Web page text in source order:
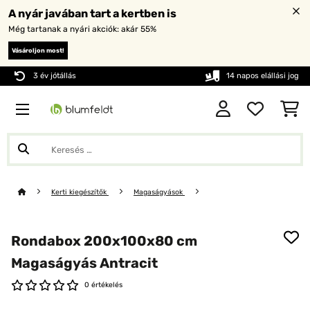
A nyár javában tart a kertben is
Még tartanak a nyári akciók: akár 55%
Vásároljon most!
3 év jótállás 14 napos elállási jog
Kerti kiegészítők Magaságyások
Rondabox 200x100x80 cm
Magaságyás Antracit
0 értékelés